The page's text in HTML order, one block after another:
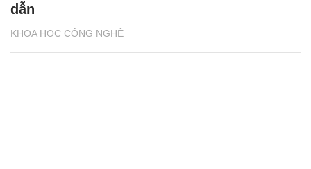
KHOA HỌC CÔNG NGHỆ
dẫn